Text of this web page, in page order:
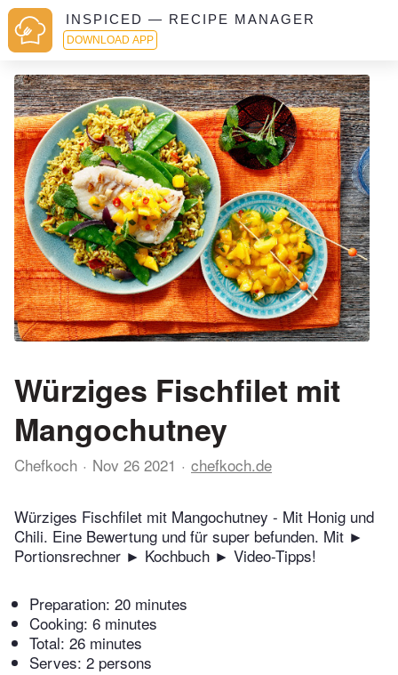
INSPICED — RECIPE MANAGER
DOWNLOAD APP
Würziges Fischfilet mit
Mangochutney
Chefkoch Nov 26 2021 chefkoch.de
Würziges Fischfilet mit Mangochutney - Mit Honig und
Chili. Eine Bewertung und für super befunden. Mit ►
Portionsrechner ► Kochbuch ► Video-Tipps!
Preparation: 20 minutes
Cooking: 6 minutes
Total: 26 minutes
Serves: 2 persons